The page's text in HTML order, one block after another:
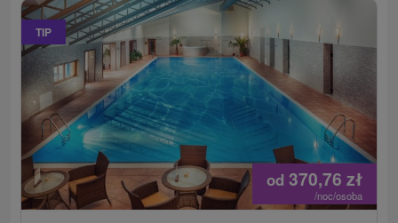
TIP
od 370,76 zł
/noc/osoba